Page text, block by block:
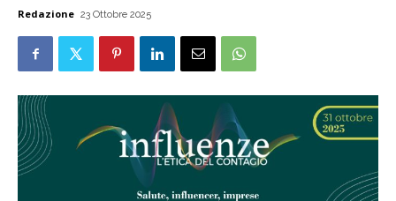
Redazione 23 Ottobre 2025